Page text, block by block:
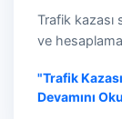
Trafik kazası
ve
"Trafik
Devamını Oku